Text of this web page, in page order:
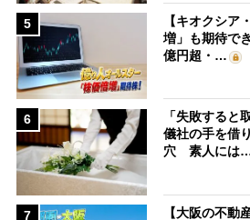
5
【キオクシア
増」も期待で
億円超・…
6
「失敗すると
儀社の手を借
穴 素人には
7 【大阪の不動